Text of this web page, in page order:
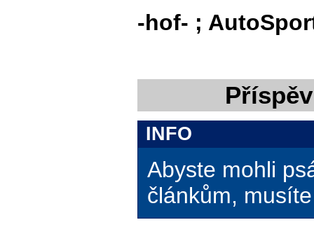
-hof- ;
INFO
Abyste mohli
článkům,